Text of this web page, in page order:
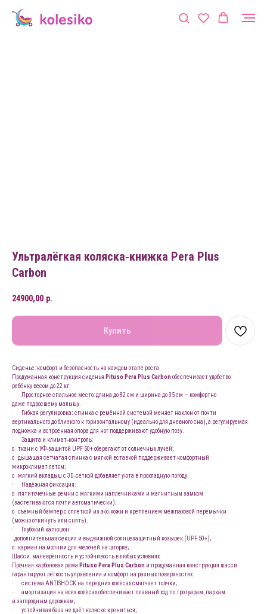
Ультралёгкая коляска‑книжка Pera Plus
Carbon
24900,00 р.
Купить
Сиденье: комфорт и безопасность на каждом этапе роста
Продуманная конструкция сиденья Pituso Pera Plus Carbon обеспечивает удобство
ребёнку весом до 22 кг:
· Просторное спальное место: длина до 82 см и ширина до 35 см — комфортно
даже подросшему малышу.
· Гибкая регулировка: спинка с ремённой системой меняет наклон от почти
вертикального до близкого к горизонтальному (идеально для дневного сна), а регулируемая
подножка и встроенная опора для ног поддерживают удобную позу.
· Защита и климат‑контроль:
o ткани с УФ‑защитой UPF 50+ оберегают от солнечных лучей;
o дышащая сетчатая спинка с мягкой вставкой поддерживает комфортный
микроклимат летом;
o мягкий вкладыш с 3D‑сеткой добавляет уюта в прохладную погоду.
· Надёжная фиксация:
o пятиточечные ремни с мягкими наплечниками и магнитным замком
(застёгиваются почти автоматически);
o съёмный бампер с оплёткой из эко‑кожи и креплением межпаховой перемычки
(можно откинуть или снять).
· Глубокий капюшон:
дополнительная секция и выдвижной солнцезащитный козырёк (UPF 50+);
o карман на молнии для мелочей на шторке;
Шасси: манёвренность и устойчивость в любых условиях
Прочная карбоновая рама Pituso Pera Plus Carbon и продуманная конструкция шасси
гарантируют лёгкость управления и комфорт на разных поверхностях:
· система ANTISHOCK на передних колёсах смягчает толчки;
· амортизация на всех колёсах обеспечивает плавный ход по тротуарам, паркам
и загородным дорожкам;
· устойчивая база не даёт коляске крениться;